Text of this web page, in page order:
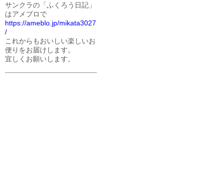
サンクラの「ふくろう日記」
はアメブロで
https://ameblo.jp/mikata3027
/
これからもおいしい楽しいお
便りをお届けします。
宜しくお願いします。